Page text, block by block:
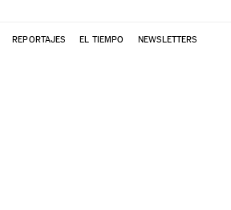
REPORTAJES EL TIEMPO NEWSLETTERS